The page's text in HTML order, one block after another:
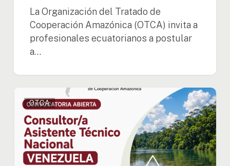
La Organización del Tratado de
Cooperación Amazónica (OTCA) invita a
profesionales ecuatorianos a postular
a…
OTCA
abre
convocatoria
para
Consultor/a
Asistente
OTCA